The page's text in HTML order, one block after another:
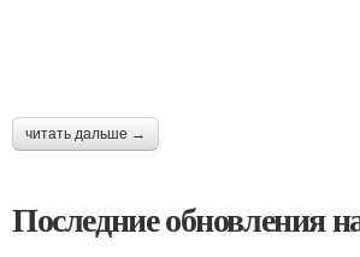
читать дальше →
Последние обновления